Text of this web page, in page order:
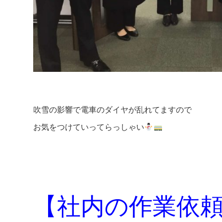
吹雪の影響で電車のダイヤが乱れてますので
お気をつけていってらっしゃい
【社内の作業依